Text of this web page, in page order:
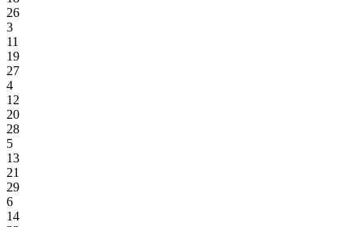
26
3
11
19
27
4
12
20
28
5
13
21
29
6
14